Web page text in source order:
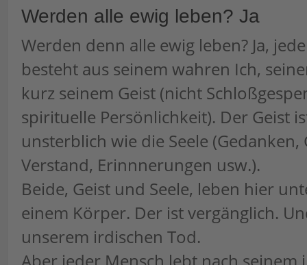
Werden alle ewig leben? Ja
Werden denn alle ewig leben? Ja,
besteht aus seinem wahren Ich,
kurz seinem Geist (nicht
spirituelle Persönlichkeit). Der Geist
unsterblich wie die Seele (Gedanken,
Verstand, Erinnnerungen usw.).
Beide, Geist und Seele, leben hier
einem Körper. Der ist vergänglich.
unserem irdischen Tod.